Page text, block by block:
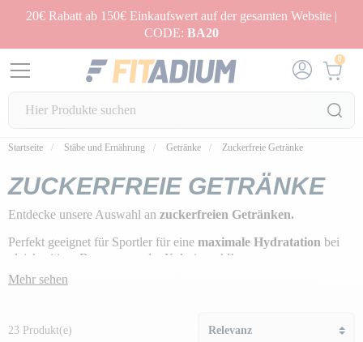
20€ Rabatt ab 150€ Einkaufswert auf der gesamten Website |
CODE: BA20
0
Startseite Stäbe und Ernährung Getränke Zuckerfreie Getränke
ZUCKERFREIE GETRÄNKE
Entdecke unsere Auswahl an zuckerfreien Getränken.
Perfekt geeignet für Sportler für eine maximale Hydratation bei
gleichzeitiger Begrenzung der Kalorienzahl!
Mehr sehen
23 Produkt(e)